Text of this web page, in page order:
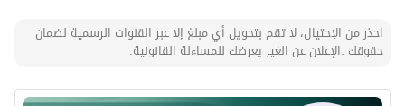
احذر من الإحتيال، لا تقم بتحويل أي مبلغ إلا عبر القنوات الرسمية لضمان
حقوقك .الإعلان عن الغير يعرضك للمساءلة القانونية.